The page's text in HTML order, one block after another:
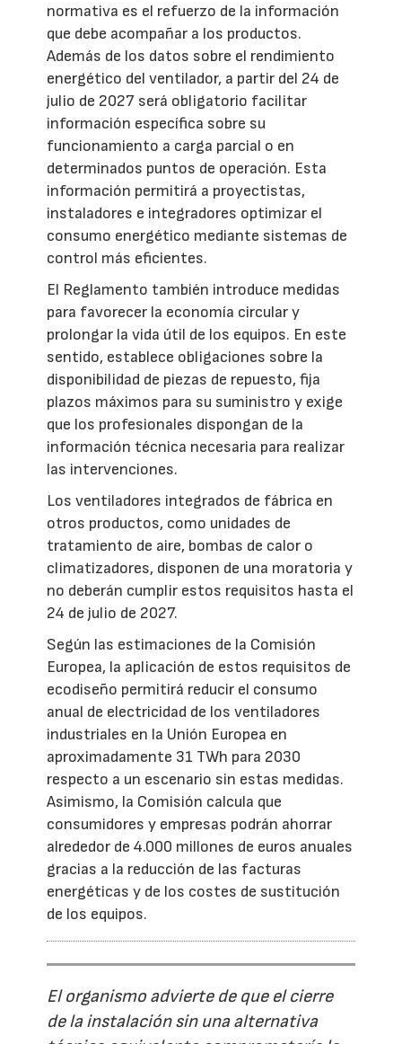
normativa es el refuerzo de la información
que debe acompañar a los productos.
Además de los datos sobre el rendimiento
energético del ventilador, a partir del 24 de
julio de 2027 será obligatorio facilitar
información específica sobre su
funcionamiento a carga parcial o en
determinados puntos de operación. Esta
información permitirá a proyectistas,
instaladores e integradores optimizar el
consumo energético mediante sistemas de
control más eficientes.
El Reglamento también introduce medidas
para favorecer la economía circular y
prolongar la vida útil de los equipos. En este
sentido, establece obligaciones sobre la
disponibilidad de piezas de repuesto, fija
plazos máximos para su suministro y exige
que los profesionales dispongan de la
información técnica necesaria para realizar
las intervenciones.
Los ventiladores integrados de fábrica en
otros productos, como unidades de
tratamiento de aire, bombas de calor o
climatizadores, disponen de una moratoria y
no deberán cumplir estos requisitos hasta el
24 de julio de 2027.
Según las estimaciones de la Comisión
Europea, la aplicación de estos requisitos de
ecodiseño permitirá reducir el consumo
anual de electricidad de los ventiladores
industriales en la Unión Europea en
aproximadamente 31 TWh para 2030
respecto a un escenario sin estas medidas.
Asimismo, la Comisión calcula que
consumidores y empresas podrán ahorrar
alrededor de 4.000 millones de euros anuales
gracias a la reducción de las facturas
energéticas y de los costes de sustitución
de los equipos.
El organismo advierte de que el cierre
de la instalación sin una alternativa